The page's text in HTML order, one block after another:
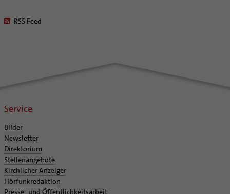
RSS Feed
Service
Bilder
Newsletter
Direktorium
Stellenangebote
Kirchlicher Anzeiger
Hörfunkredaktion
Presse- und Öffentlichkeitsarbeit